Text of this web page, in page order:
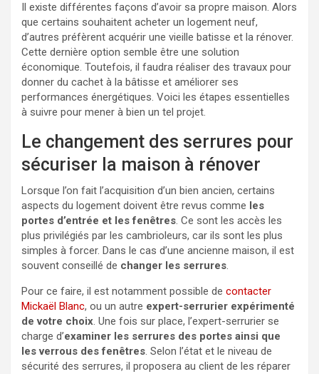
Il existe différentes façons d’avoir sa propre maison. Alors
que certains souhaitent acheter un logement neuf,
d’autres préfèrent acquérir une vieille batisse et la rénover.
Cette dernière option semble être une solution
économique. Toutefois, il faudra réaliser des travaux pour
donner du cachet à la bâtisse et améliorer ses
performances énergétiques. Voici les étapes essentielles
à suivre pour mener à bien un tel projet.
Le changement des serrures pour
sécuriser la maison à rénover
Lorsque l’on fait l’acquisition d’un bien ancien, certains
aspects du logement doivent être revus comme les
portes d’entrée et les fenêtres. Ce sont les accès les
plus privilégiés par les cambrioleurs, car ils sont les plus
simples à forcer. Dans le cas d’une ancienne maison, il est
souvent conseillé de changer les serrures.
Pour ce faire, il est notamment possible de contacter
Mickaël Blanc, ou un autre expert-serrurier expérimenté
de votre choix. Une fois sur place, l’expert-serrurier se
charge d’examiner les serrures des portes ainsi que
les verrous des fenêtres. Selon l’état et le niveau de
sécurité des serrures, il proposera au client de les réparer